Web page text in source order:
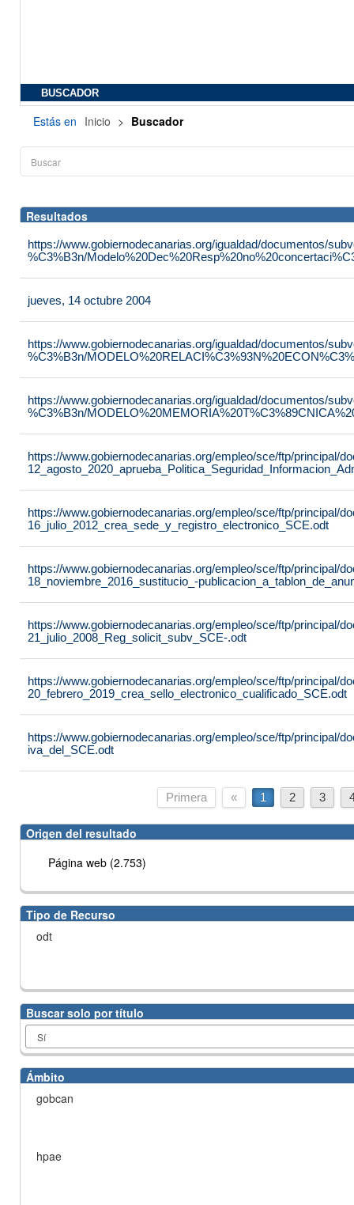
BUSCADOR
Estás en Inicio > Buscador
Resultados
https://www.gobiernodecanarias.org/igualdad/documentos/
%C3%B3n/
jueves, 14 octubre 2004
https://www.gobiernodecanarias.org/igualdad/documentos/
%C3%B3n/
https://www.gobiernodecanarias.org/igualdad/documentos/
%C3%B3n/
https://www.gobiernodecanarias.org/empleo/sce/ftp/principal/
https://www.gobiernodecanarias.org/empleo/sce/ftp/principal/
16_julio_2012_crea_sede_y_registro_electronico_SCE.odt
https://www.gobiernodecanarias.org/empleo/sce/ftp/principal/
18_noviembre_2016_sustitucio_-
https://www.gobiernodecanarias.org/empleo/sce/ftp/principal/
21_julio_2008_Reg_solicit_subv_SCE-.odt
https://www.gobiernodecanarias.org/empleo/sce/ftp/principal/
20_febrero_2019_crea_sello_electronico_cualificado_SCE.odt
https://www.gobiernodecanarias.org/empleo/sce/ftp/principal/
iva_del_SCE.odt
Primera « 1 2 3
Origen del resultado
Página web (2.753)
Tipo de Recurso
odt
Buscar solo por título
Ámbito
gobcan
hpae